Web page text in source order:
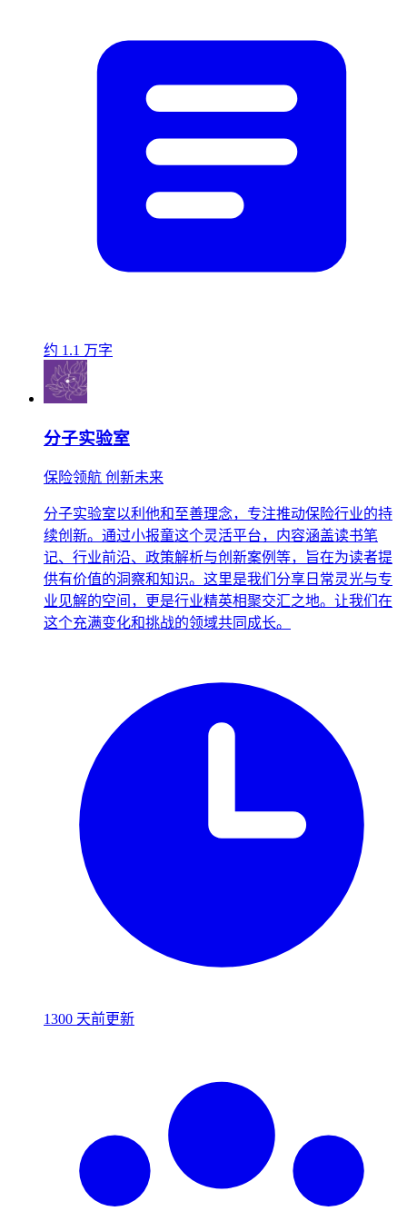
约 1.1 万字
分子实验室
保险领航 创新未来
分子实验室以利他和至善理念，专注推动保险行业的持
续创新。通过小报童这个灵活平台，内容涵盖读书笔
记、行业前沿、政策解析与创新案例等，旨在为读者提
供有价值的洞察和知识。这里是我们分享日常灵光与专
业见解的空间，更是行业精英相聚交汇之地。让我们在
这个充满变化和挑战的领域共同成长。
1300 天前更新